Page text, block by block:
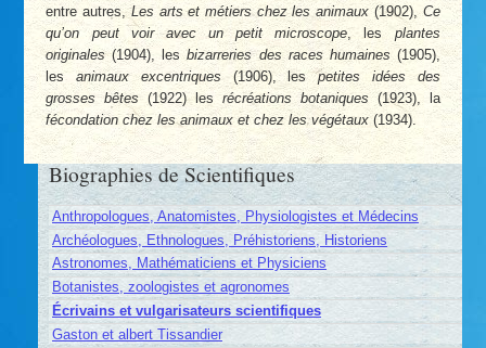
entre autres,Les arts et métiers chez les animaux (1902), Ce
qu’on peut voir avec un petit microscope, les plantes
originales(1904), lesbizarreries des races humaines (1905),
lesanimaux excentriques (1906), lespetites idées des
grosses bêtes (1922) les récréations botaniques(1923), la
fécondation chez les animaux et chez les végétaux (1934).
Biographies de Scientifiques
Anthropologues, Anatomistes, Physiologistes et Médecins
Archéologues, Ethnologues, Préhistoriens, Historiens
Astronomes, Mathématiciens et Physiciens
Botanistes, zoologistes et agronomes
Écrivains et vulgarisateurs scientifiques
Gaston et albert Tissandier